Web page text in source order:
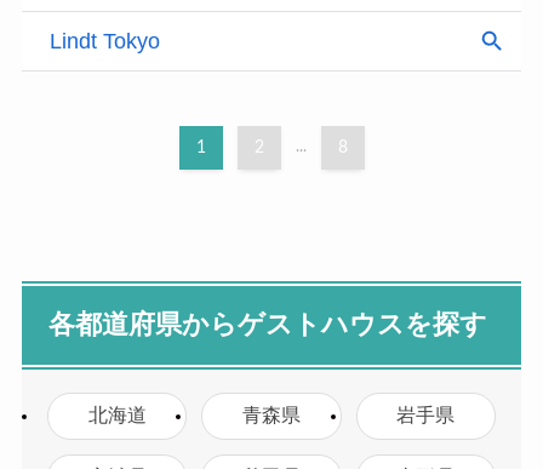
1 2 ... 8
各都道府県からゲストハウスを探す
北海道 青森県 岩手県